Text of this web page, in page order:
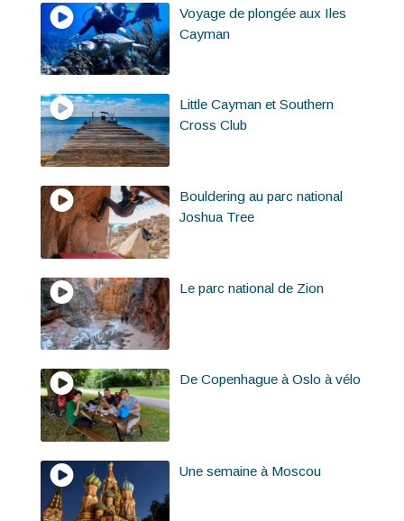
Voyage de plongée aux Iles
Cayman
Little Cayman et Southern
Cross Club
Bouldering au parc national
Joshua Tree
Le parc national de Zion
De Copenhague à Oslo à vélo
Une semaine à Moscou